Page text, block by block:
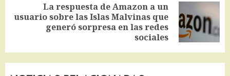
Siguiente
entrada:
La respuesta de Amazon a un
usuario sobre las Islas Malvinas que
generó sorpresa en las redes
sociales